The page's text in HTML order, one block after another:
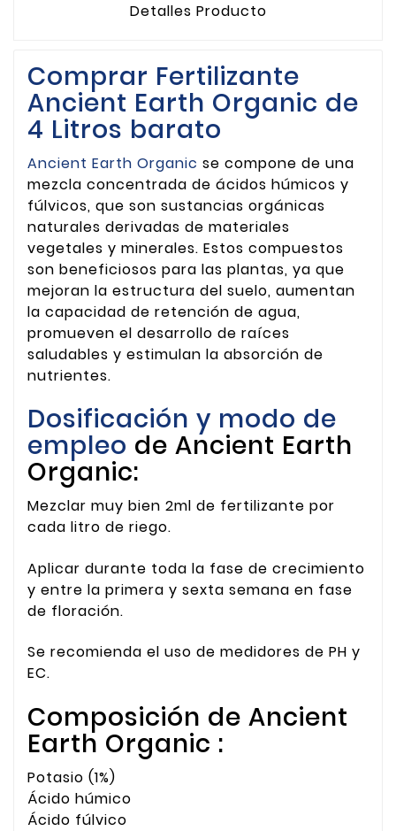
Detalles Producto
Comprar Fertilizante
Ancient Earth Organic de
4 Litros barato
Ancient Earth Organic se compone de una
mezcla concentrada de ácidos húmicos y
fúlvicos, que son sustancias orgánicas
naturales derivadas de materiales
vegetales y minerales. Estos compuestos
son beneficiosos para las plantas, ya que
mejoran la estructura del suelo, aumentan
la capacidad de retención de agua,
promueven el desarrollo de raíces
saludables y estimulan la absorción de
nutrientes.
Dosificación y modo de
empleo de Ancient Earth
Organic:
Mezclar muy bien 2ml de fertilizante por
cada litro de riego.
Aplicar durante toda la fase de crecimiento
y entre la primera y sexta semana en fase
de floración.
Se recomienda el uso de medidores de PH y
EC.
Composición de Ancient
Earth Organic :
Potasio (1%)
Ácido húmico
Ácido fúlvico